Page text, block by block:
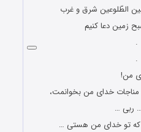
الطّلوعین شرق و غرب
زمین دعا کنیم
.
.
من!
خدای من بخوانمت،
ربی …
تو خدای من هستی …